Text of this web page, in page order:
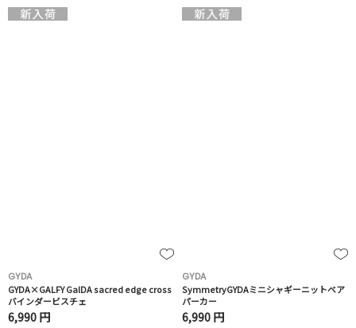
GYDA
GYDA×GALFY GalDA sacred edge cross
バインダービスチェ
6,990 円
GYDA
SymmetryGYDAミニシャギーニットベア
パーカー
6,990 円